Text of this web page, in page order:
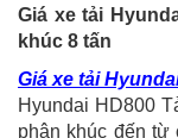
Giá xe tải
khúc 8 tấn
Giá xe tải
Hyundai HD800
phân khúc đến từ